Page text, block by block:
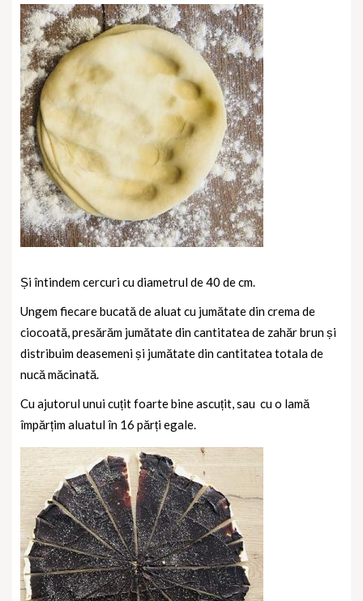
Și întindem cercuri cu diametrul de 40 de cm.
Ungem fiecare bucată de aluat cu jumătate din crema de
ciocoată, presărăm jumătate din cantitatea de zahăr brun și
distribuim deasemeni și jumătate din cantitatea totala de
nucă măcinată.
Cu ajutorul unui cuțit foarte bine ascuțit, sau cu o lamă
împărțim aluatul în 16 părți egale.